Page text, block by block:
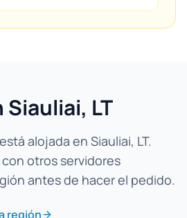
LT
alojada en Siauliai, LT.
otros servidores
antes de hacer el pedido.
región